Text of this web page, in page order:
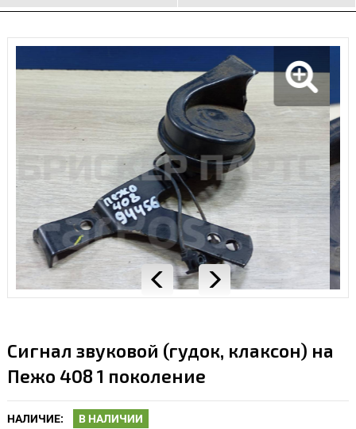
Сигнал звуковой (гудок, клаксон) на
Пежо 408 1 поколение
НАЛИЧИЕ:
В НАЛИЧИИ